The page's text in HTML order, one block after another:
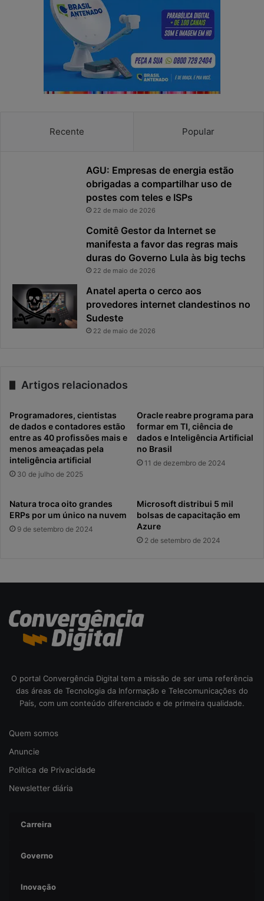
Recente Popular
AGU: Empresas de energia estão
obrigadas a compartilhar uso de
postes com teles e ISPs
22 de maio de 2026
Comitê Gestor da Internet se
manifesta a favor das regras mais
duras do Governo Lula às big techs
22 de maio de 2026
Anatel aperta o cerco aos
provedores internet clandestinos no
Sudeste
22 de maio de 2026
Artigos relacionados
Programadores, cientistas
de dados e contadores estão
entre as 40 profissões mais e
menos ameaçadas pela
inteligência artificial
30 de julho de 2025
Oracle reabre programa para
formar em TI, ciência de
dados e Inteligência Artificial
no Brasil
11 de dezembro de 2024
Natura troca oito grandes
ERPs por um único na nuvem
9 de setembro de 2024
Microsoft distribui 5 mil
bolsas de capacitação em
Azure
2 de setembro de 2024
O portal Convergência Digital tem a missão de ser uma referência
das áreas de Tecnologia da Informação e Telecomunicações do
País, com um conteúdo diferenciado e de primeira qualidade.
Quem somos
Anuncie
Política de Privacidade
Newsletter diária
Carreira
Governo
Inovação